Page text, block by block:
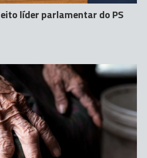
líder parlamentar do PS